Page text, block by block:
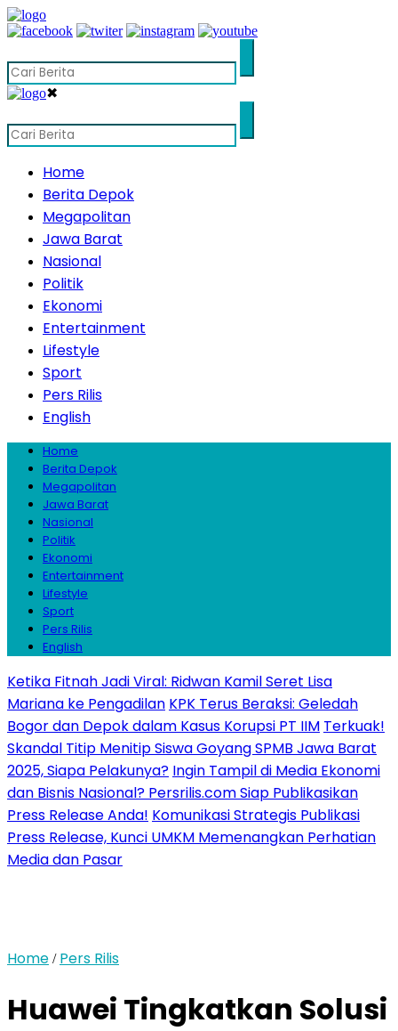
✖
Home
Berita Depok
Megapolitan
Jawa Barat
Nasional
Politik
Ekonomi
Entertainment
Lifestyle
Sport
Pers Rilis
English
Home
Berita Depok
Megapolitan
Jawa Barat
Nasional
Politik
Ekonomi
Entertainment
Lifestyle
Sport
Pers Rilis
English
Ketika Fitnah Jadi Viral: Ridwan Kamil Seret Lisa
Mariana ke Pengadilan KPK Terus Beraksi: Geledah
Bogor dan Depok dalam Kasus Korupsi PT IIM Terkuak!
Skandal Titip Menitip Siswa Goyang SPMB Jawa Barat
2025, Siapa Pelakunya? Ingin Tampil di Media Ekonomi
dan Bisnis Nasional? Persrilis.com Siap Publikasikan
Press Release Anda! Komunikasi Strategis Publikasi
Press Release, Kunci UMKM Memenangkan Perhatian
Media dan Pasar
Home / Pers Rilis
Huawei Tingkatkan Solusi